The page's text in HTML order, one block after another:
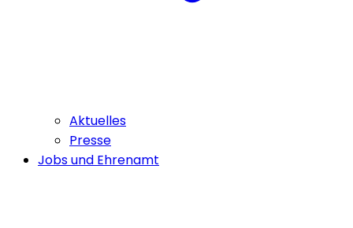
Aktuelles
Presse
Jobs und Ehrenamt